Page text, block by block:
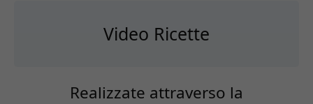
Video Ricette
Realizzate attraverso la